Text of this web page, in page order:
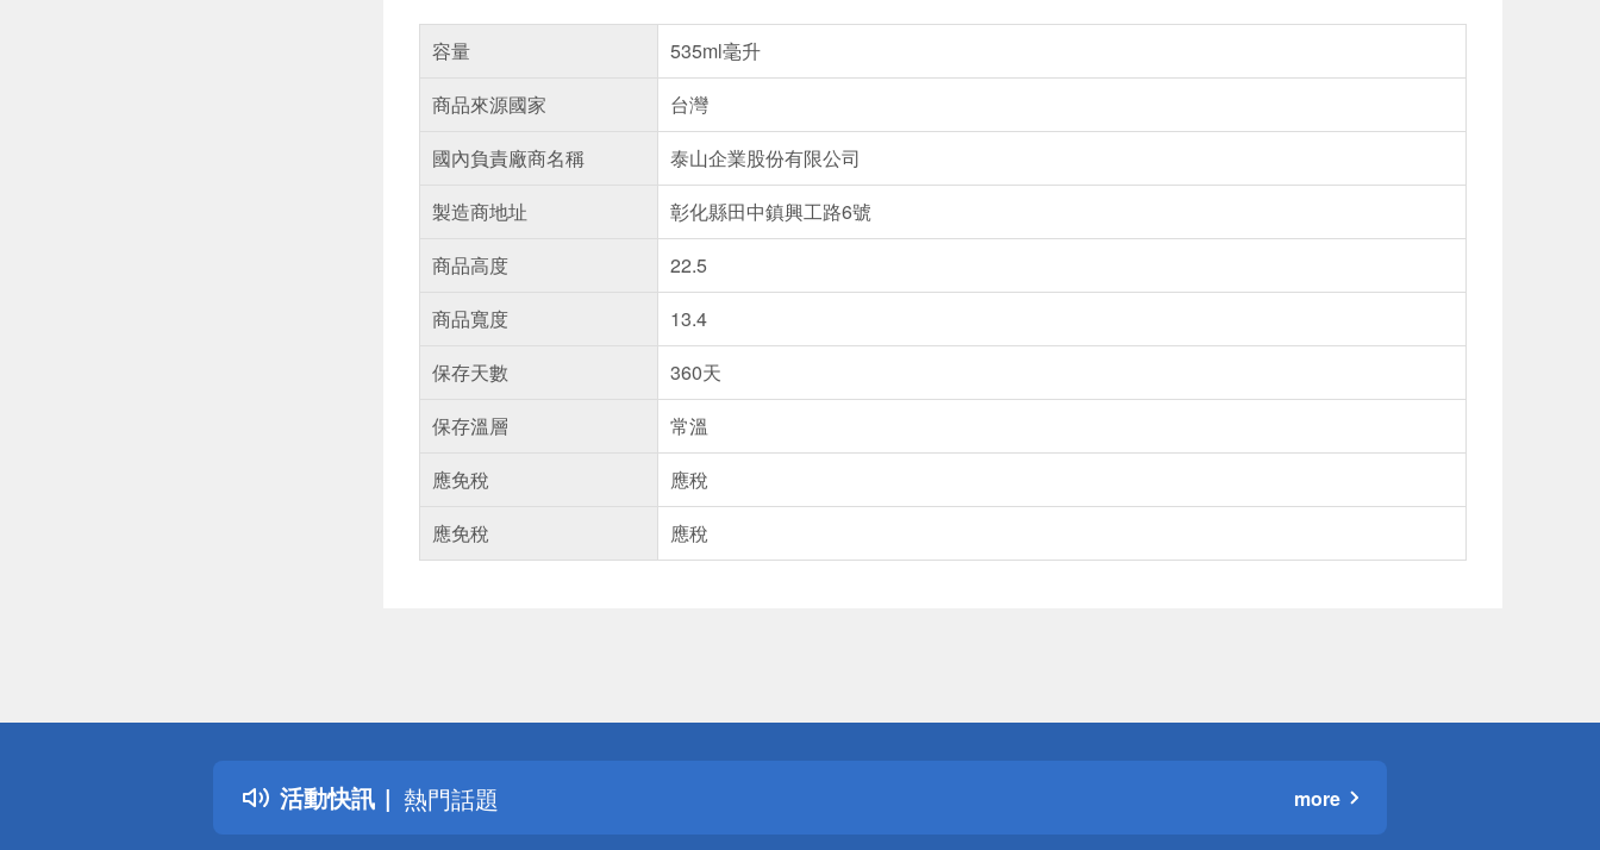
容量
535ml毫升
商品來源國家
台灣
國內負責廠商名稱
泰山企業股份有限公司
製造商地址
彰化縣田中鎮興工路6號
商品高度
22.5
商品寬度
13.4
保存天數
360天
保存溫層
常溫
應免稅
應稅
應免稅
應稅
活動快訊
詐騙網頁！請小心！
得獎公告
熱門話題
銀行優惠
more